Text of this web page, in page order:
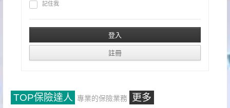
記住我
TOP保險達人 專業的保險業務 更多